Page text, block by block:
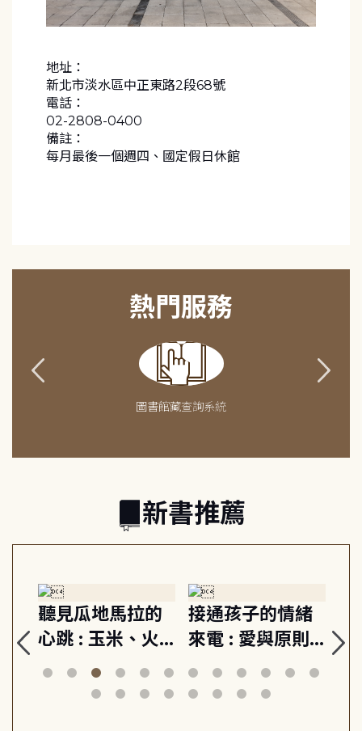
地址：
新北市淡水區中正東路2段68號
電話：
02-2808-0400
備註：
每月最後一個週四、國定假日休館
熱門服務
圖書館藏查詢系統
新書推薦
聽見瓜地馬拉的
心跳 : 玉米、火
山與信仰, 外交官
筆下的現代馬雅
接通孩子的情緒
來電 : 愛與原則,
建立教養的安定
節奏 22個行動練
關